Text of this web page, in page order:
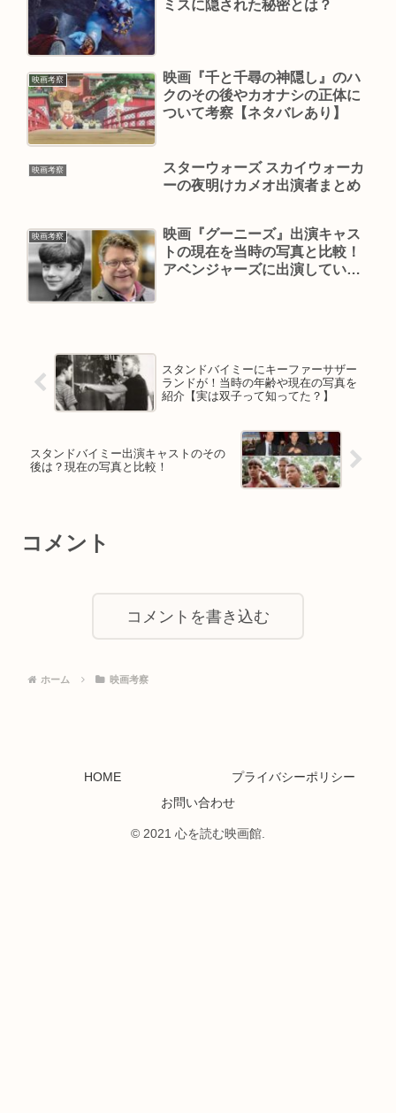
ミスに隠された秘密とは？
映画考察
映画『千と千尋の神隠し』のハ
クのその後やカオナシの正体に
ついて考察【ネタバレあり】
映画考察
スターウォーズ スカイウォーカ
ーの夜明けカメオ出演者まとめ
映画考察
映画『グーニーズ』出演キャス
トの現在を当時の写真と比較！
アベンジャーズに出演している
スタンドバイミーにキーファーサザー
ランドが！当時の年齢や現在の写真を
紹介【実は双子って知ってた？】
スタンドバイミー出演キャストのその
後は？現在の写真と比較！
コメント
コメントを書き込む
ホーム 映画考察
HOME
プライバシーポリシー
お問い合わせ
© 2021 心を読む映画館.